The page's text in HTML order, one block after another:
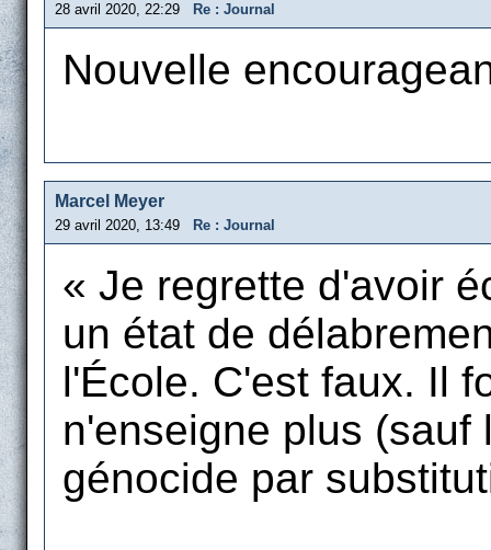
28 avril 2020, 22:29 Re : Journal
Nouvelle
Marcel Meyer
29 avril 2020, 13:49 Re : Journal
« Je regrette d'avoir
un état de
l'École. C'est faux. Il
n'enseigne plus
génocide par